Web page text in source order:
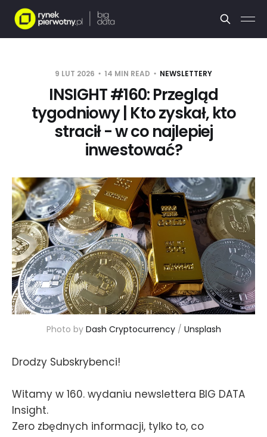
9 LUT 2026 14 MIN READ NEWSLETTERY
INSIGHT #160: Przegląd
tygodniowy | Kto zyskał, kto
stracił - w co najlepiej
inwestować?
Photo by Dash Cryptocurrency / Unsplash
Drodzy Subskrybenci!
Witamy w 160. wydaniu newslettera BIG DATA
Insight.
Zero zbędnych informacji, tylko to, co